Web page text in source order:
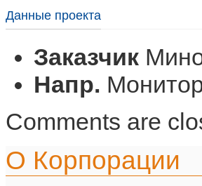
Данные проекта
Заказчик
Напр.
Comments are
О Корпорации